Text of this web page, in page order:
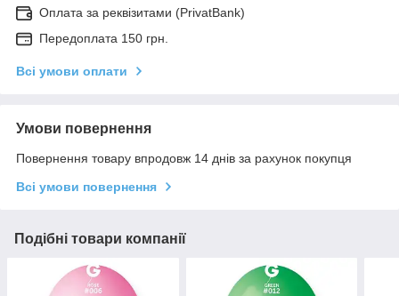
Оплата за реквізитами (PrivatBank)
Передоплата 150 грн.
Всі умови оплати
Умови повернення
Повернення товару впродовж 14 днів за рахунок покупця
Всі умови повернення
Подібні товари компанії